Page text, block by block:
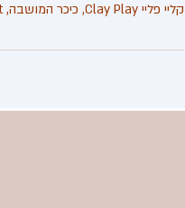
קליי פליי Clay Play, כיכר המושבה, Sokolov Street, הוד השרון, Israel